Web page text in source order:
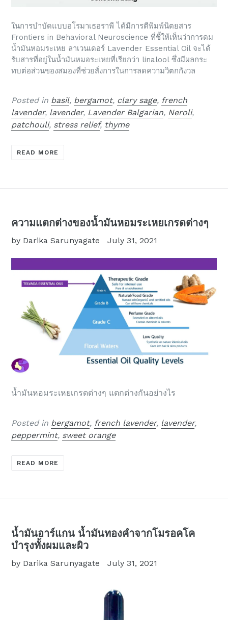
ในการบำบัดแบบอโรมาเธอราพี ได้มีการตีพิมพ์นิตยสาร
Frontiers in Behavioral Neuroscience ที่ชี้ให้เห็นว่าการดม
น้ำมันหอมระเหย ลาเวนเดอร์ Lavender Essential Oil จะได้
รับสารที่อยู่ในน้ำมันหมอระเหยที่เรียกว่า linalool ซึ่งมีผลกระ
ทบต่อส่วนของสมองที่ช่วยสั่งการในการลดความวิตกกังวล
Posted in basil, bergamot, clary sage, french
lavender, lavender, Lavender Balgarian, Neroli,
patchouli, stress relief, thyme
READ MORE
ความแตกต่างของน้ำมันหอมระเหยเกรดต่างๆ
by Darika Sarunyagate July 31, 2021
น้ำมันหอมระเหยเกรดต่างๆ แตกต่างกันอย่างไร
Posted in bergamot, french lavender, lavender,
peppermint, sweet orange
READ MORE
น้ำมันอาร์แกน น้ำมันทองคำจากโมรอคโค
บำรุงทั้งผมและผิว
by Darika Sarunyagate July 31, 2021